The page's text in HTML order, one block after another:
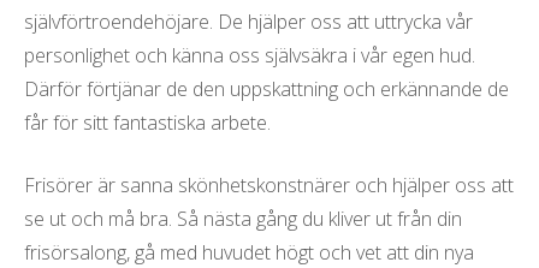
självförtroendehöjare. De hjälper oss att uttrycka vår
personlighet och känna oss självsäkra i vår egen hud.
Därför förtjänar de den uppskattning och erkännande de
får för sitt fantastiska arbete.
Frisörer är sanna skönhetskonstnärer och hjälper oss att
se ut och må bra. Så nästa gång du kliver ut från din
frisörsalong, gå med huvudet högt och vet att din nya